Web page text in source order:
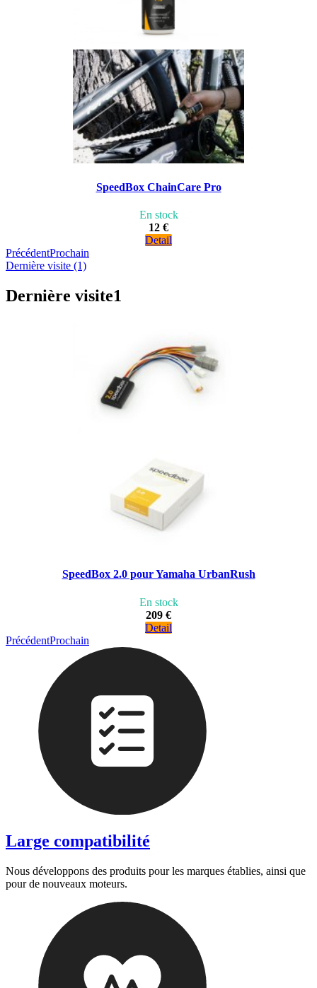
SpeedBox ChainCare Pro
En stock
12 €
Detail
PrécédentProchain
Dernière visite (1)
Dernière visite1
SpeedBox 2.0 pour Yamaha UrbanRush
En stock
209 €
Detail
PrécédentProchain
Large compatibilité
Nous développons des produits pour les marques établies, ainsi que
pour de nouveaux moteurs.